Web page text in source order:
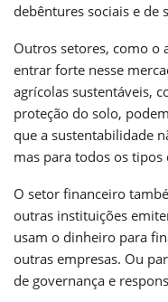
debêntures sociais e de
Outros setores, como o
entrar forte nesse
agrícolas sustentáveis,
proteção do solo,
que a sustentabilidade
mas para todos os tipos
O setor financeiro
outras instituições
usam o dinheiro para
outras empresas. Ou
de governança e